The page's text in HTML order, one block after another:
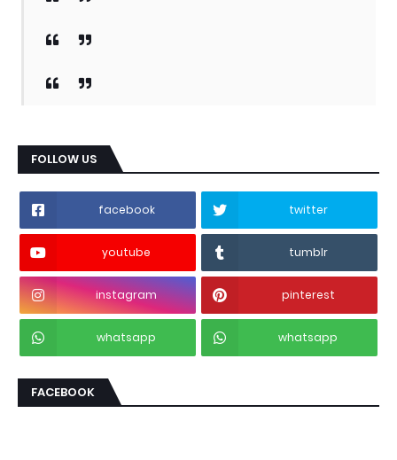
FOLLOW US
facebook twitter
youtube tumblr
instagram pinterest
whatsapp whatsapp
FACEBOOK